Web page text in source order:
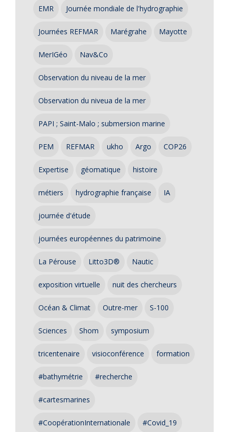
EMR Journée mondiale de l'hydrographie
Journées REFMAR Marégrahe Mayotte
MerIGéo Nav&Co
Observation du niveau de la mer
Observation du niveua de la mer
PAPI ; Saint-Malo ; submersion marine
PEM REFMAR ukho Argo COP26
Expertise géomatique histoire
métiers hydrographie française IA
journée d'étude
journées européennes du patrimoine
La Pérouse Litto3D® Nautic
exposition virtuelle nuit des chercheurs
Océan & Climat Outre-mer S-100
Sciences Shom symposium
tricentenaire visioconférence formation
#bathymétrie #recherche
#cartesmarines
#CoopérationInternationale #Covid_19